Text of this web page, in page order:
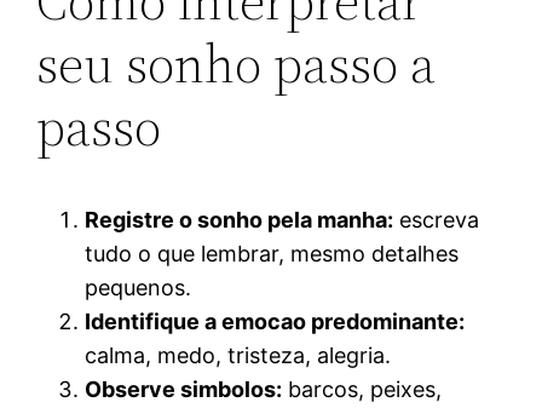
seu sonho passo a
passo
Registre o sonho pela manha: escreva
tudo o que lembrar, mesmo detalhes
pequenos.
Identifique a emocao predominante:
calma, medo, tristeza, alegria.
Observe simbolos: barcos, peixes,